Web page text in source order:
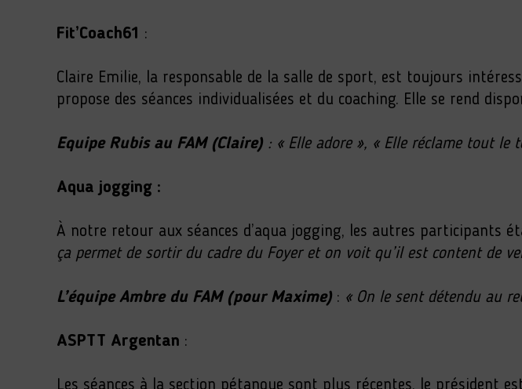
Fit’Coach61 :
Claire Emilie, la responsable de la salle de sport, est toujours
propose des séances individualisées et du coaching. Elle se rend
Equipe Rubis au FAM (Claire) : « Elle adore », « Elle réclame tout le
Aqua jogging :
À notre retour aux séances d’aqua jogging, les autres participants
ça permet de sortir du cadre du Foyer et on voit qu’il est content de
L’équipe Ambre du FAM (pour Maxime) : « On le sent détendu au
ASPTT Argentan :